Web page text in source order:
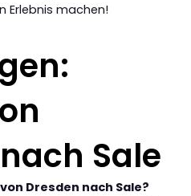
Erlebnis machen!
Sale
Dresden nach Sale?